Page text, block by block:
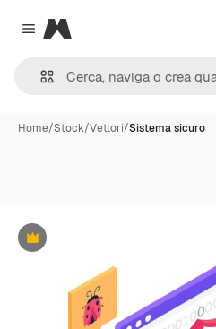
Close menu
Magnific
Home/Stock/Vettori/Sistema sicuro
Premium